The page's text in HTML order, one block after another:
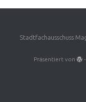
Stadtfachausschuss
Präsentiert von -